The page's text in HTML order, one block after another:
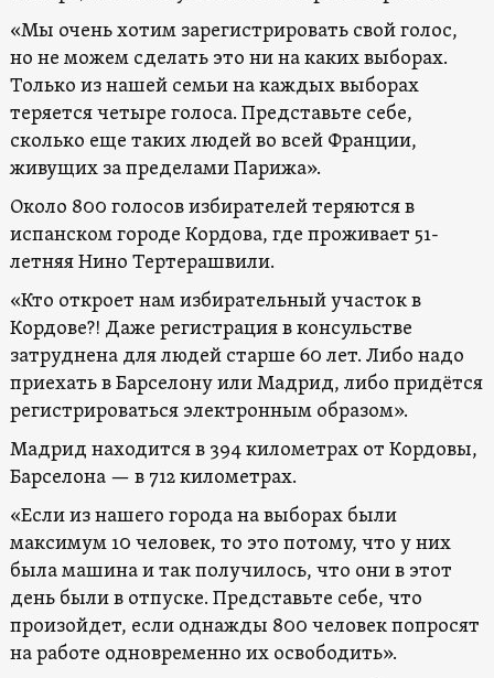
«Мы очень хотим зарегистрировать свой голос,
но не можем сделать это ни на каких выборах.
Только из нашей семьи на каждых выборах
теряется четыре голоса. Представьте себе,
сколько еще таких людей во всей Франции,
живущих за пределами Парижа».
Около 800 голосов избирателей теряются в
испанском городе Кордова, где проживает 51-
летняя Нино Тертерашвили.
«Кто откроет нам избирательный участок в
Кордове?! Даже регистрация в консульстве
затруднена для людей старше 60 лет. Либо надо
приехать в Барселону или Мадрид, либо придётся
регистрироваться электронным образом».
Мадрид находится в 394 километрах от Кордовы,
Барселона — в 712 километрах.
«Если из нашего города на выборах были
максимум 10 человек, то это потому, что у них
была машина и так получилось, что они в этот
день были в отпуске. Представьте себе, что
произойдет, если однажды 800 человек попросят
на работе одновременно их освободить».